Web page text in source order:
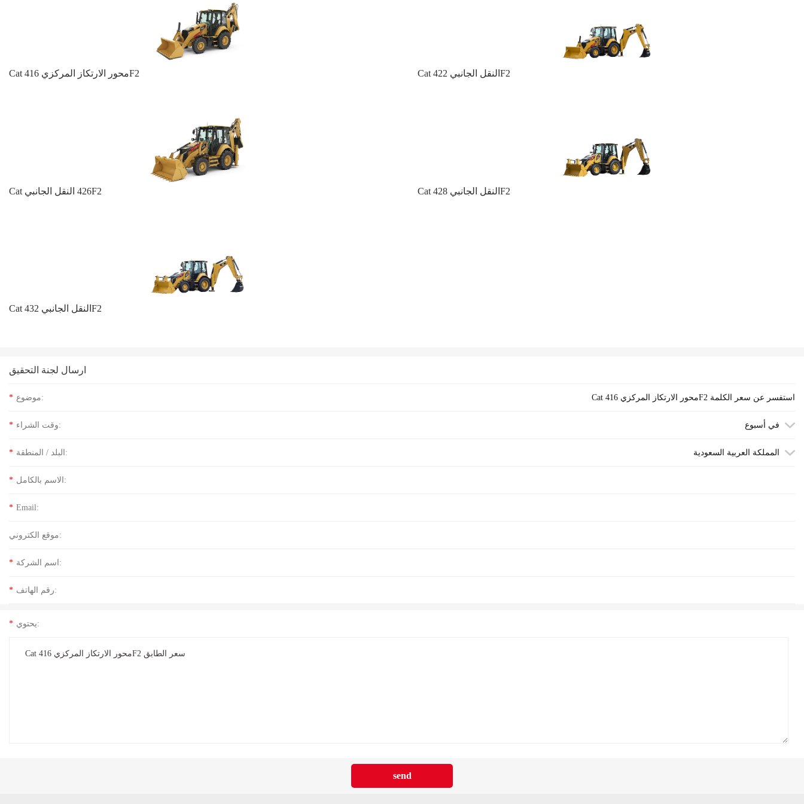
Cat محور الارتكاز المركزي 416F2 Cat النقل الجانبي 422F2
Cat النقل الجانبي ‎426F2 Cat النقل الجانبي 428F2
Cat النقل الجانبي 432F2
ارسال لجنة التحقيق
* موضوع: Cat محور الارتكاز المركزي 416F2 استفسر عن سعر الكلمة
* وقت الشراء: في أسبوع
* البلد / المنطقة: المملكة العربية السعودية
* الاسم بالكامل:
* Email:
موقع الكتروني:
* اسم الشركة:
* رقم الهاتف:
* يحتوي: